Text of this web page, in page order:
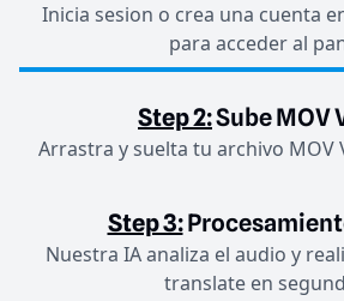
Inicia sesion o crea una cuenta
para acceder al
Step 2:Sube MOV
Arrastra y suelta tu archivo MOV
Step 3:
Nuestra IA analiza el audio y
translate en